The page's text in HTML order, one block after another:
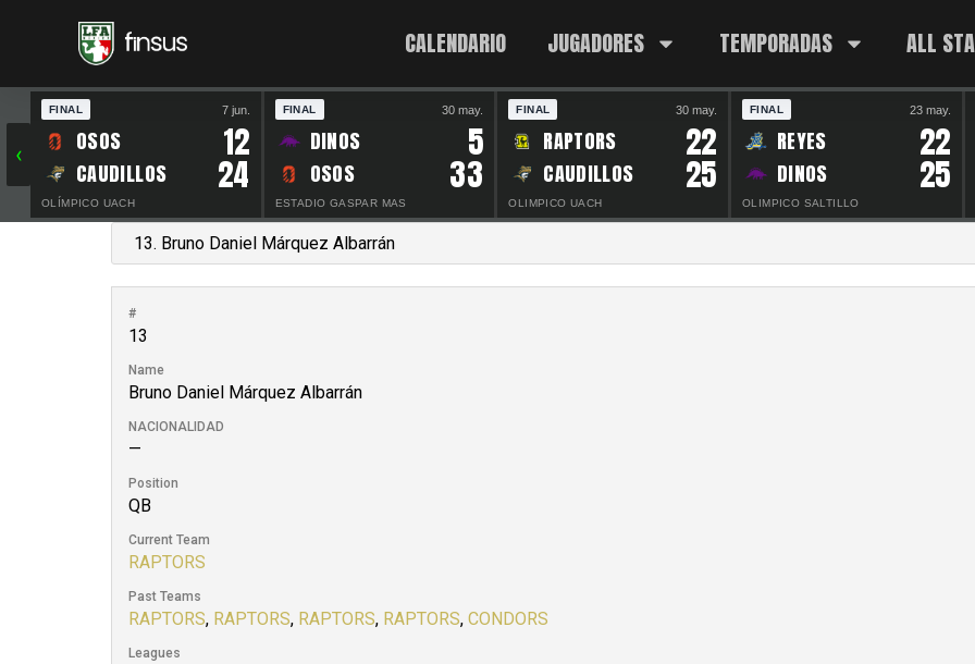
CALENDARIO JUGADORES TEMPORADAS ALL
‹
FINAL 7 jun.
OSOS 12
CAUDILLOS 24
OLÍMPICO UACH
FINAL 30 may.
DINOS 5
OSOS 33
ESTADIO GASPAR MAS
FINAL 30 may.
RAPTORS 22
CAUDILLOS 25
OLIMPICO UACH
FINAL 23 may.
REYES 22
DINOS 25
OLIMPICO SALTILLO
#
13
Name
Bruno Daniel Márquez Albarrán
NACIONALIDAD
—
Position
QB
Current Team
RAPTORS
Past Teams
RAPTORS, RAPTORS, RAPTORS, RAPTORS, CONDORS
Leagues